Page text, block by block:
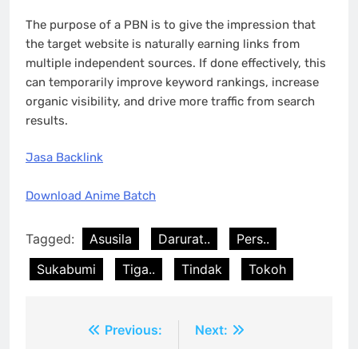
The purpose of a PBN is to give the impression that
the target website is naturally earning links from
multiple independent sources. If done effectively, this
can temporarily improve keyword rankings, increase
organic visibility, and drive more traffic from search
results.
Jasa Backlink
Download Anime Batch
Tagged: Asusila Darurat..
Pers..
Sukabumi
Tiga.. Tindak Tokoh
Previous:
Next: